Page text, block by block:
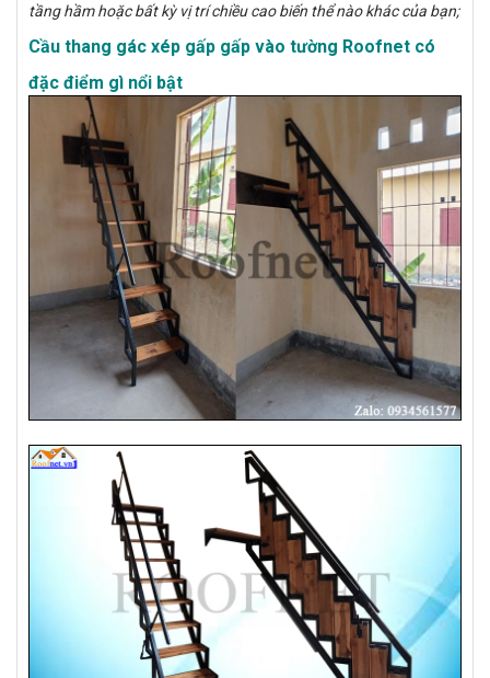
tầng hầm hoặc bất kỳ vị trí chiều cao biến thể nào khác của bạn;
Cầu thang gác xép gấp gấp vào tường Roofnet có
đặc điểm gì nổi bật